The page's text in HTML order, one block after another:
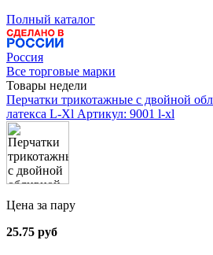
Полный каталог
Россия
Все торговые марки
Товары недели
Перчатки трикотажные с двойной
латекса L-Xl Артикул: 9001 l-xl
Цена за пару
25.75 руб